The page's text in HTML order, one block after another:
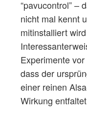
“pavucontrol” –
nicht mal kennt
mitinstalliert
Experimente
dass der
einer reinen
Wirkung